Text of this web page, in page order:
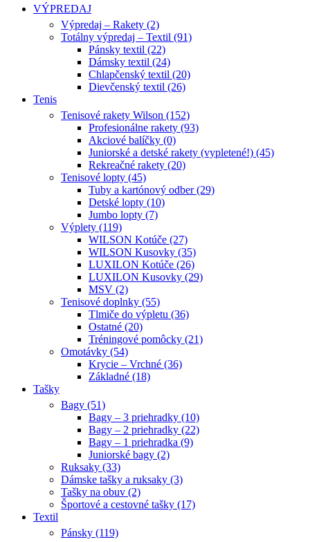
VÝPREDAJ
Výpredaj – Rakety (2)
Totálny výpredaj – Textil (91)
Pánsky textil (22)
Dámsky textil (24)
Chlapčenský textil (20)
Dievčenský textil (26)
Tenis
Tenisové rakety Wilson (152)
Profesionálne rakety (93)
Akciové balíčky (0)
Juniorské a detské rakety (vypletené!) (45)
Rekreačné rakety (20)
Tenisové lopty (45)
Tuby a kartónový odber (29)
Detské lopty (10)
Jumbo lopty (7)
Výplety (119)
WILSON Kotúče (27)
WILSON Kusovky (35)
LUXILON Kotúče (26)
LUXILON Kusovky (29)
MSV (2)
Tenisové doplnky (55)
Tlmiče do výpletu (36)
Ostatné (20)
Tréningové pomôcky (21)
Omotávky (54)
Krycie – Vrchné (36)
Základné (18)
Tašky
Bagy (51)
Bagy – 3 priehradky (10)
Bagy – 2 priehradky (22)
Bagy – 1 priehradka (9)
Juniorské bagy (2)
Ruksaky (33)
Dámske tašky a ruksaky (3)
Tašky na obuv (2)
Športové a cestovné tašky (17)
Textil
Pánsky (119)